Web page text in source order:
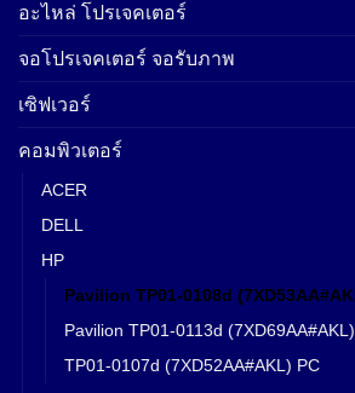
อะไหล่ โปรเจคเตอร์
จอโปรเจคเตอร์ จอรับภาพ
เซิฟเวอร์
คอมพิวเตอร์
ACER
DELL
HP
Pavilion TP01-0108d
Pavilion TP01-0113d
TP01-0107d (7XD52AA#AKL) PC